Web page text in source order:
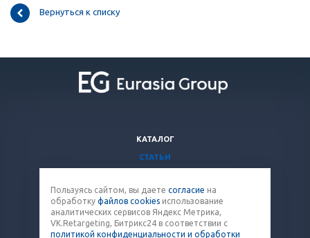
Вернуться к списку
КАТАЛОГ
СТАТЬИ
КОМПАНИЯ
КОНТАКТЫ
Пользуясь сайтом, вы даете согласие на
обработку файлов cookies использование
аналитических сервисов Яндекс Метрика,
VK.Retargeting, Битрикс24 в соответствии с
политикой конфиденциальности и обработки